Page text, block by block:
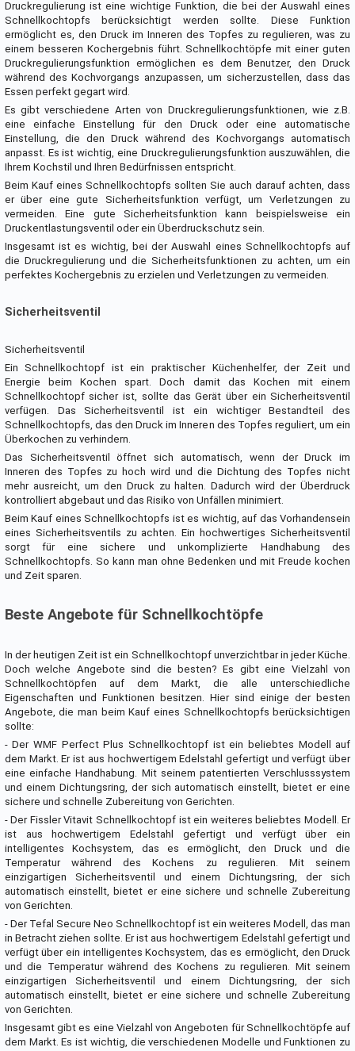
Druckregulierung ist eine wichtige Funktion, die bei der Auswahl eines
Schnellkochtopfs berücksichtigt werden sollte. Diese Funktion
ermöglicht es, den Druck im Inneren des Topfes zu regulieren, was zu
einem besseren Kochergebnis führt. Schnellkochtöpfe mit einer guten
Druckregulierungsfunktion ermöglichen es dem Benutzer, den Druck
während des Kochvorgangs anzupassen, um sicherzustellen, dass das
Essen perfekt gegart wird.
Es gibt verschiedene Arten von Druckregulierungsfunktionen, wie z.B.
eine einfache Einstellung für den Druck oder eine automatische
Einstellung, die den Druck während des Kochvorgangs automatisch
anpasst. Es ist wichtig, eine Druckregulierungsfunktion auszuwählen, die
Ihrem Kochstil und Ihren Bedürfnissen entspricht.
Beim Kauf eines Schnellkochtopfs sollten Sie auch darauf achten, dass
er über eine gute Sicherheitsfunktion verfügt, um Verletzungen zu
vermeiden. Eine gute Sicherheitsfunktion kann beispielsweise ein
Druckentlastungsventil oder ein Überdruckschutz sein.
Insgesamt ist es wichtig, bei der Auswahl eines Schnellkochtopfs auf
die Druckregulierung und die Sicherheitsfunktionen zu achten, um ein
perfektes Kochergebnis zu erzielen und Verletzungen zu vermeiden.
Sicherheitsventil
Sicherheitsventil
Ein Schnellkochtopf ist ein praktischer Küchenhelfer, der Zeit und
Energie beim Kochen spart. Doch damit das Kochen mit einem
Schnellkochtopf sicher ist, sollte das Gerät über ein Sicherheitsventil
verfügen. Das Sicherheitsventil ist ein wichtiger Bestandteil des
Schnellkochtopfs, das den Druck im Inneren des Topfes reguliert, um ein
Überkochen zu verhindern.
Das Sicherheitsventil öffnet sich automatisch, wenn der Druck im
Inneren des Topfes zu hoch wird und die Dichtung des Topfes nicht
mehr ausreicht, um den Druck zu halten. Dadurch wird der Überdruck
kontrolliert abgebaut und das Risiko von Unfällen minimiert.
Beim Kauf eines Schnellkochtopfs ist es wichtig, auf das Vorhandensein
eines Sicherheitsventils zu achten. Ein hochwertiges Sicherheitsventil
sorgt für eine sichere und unkomplizierte Handhabung des
Schnellkochtopfs. So kann man ohne Bedenken und mit Freude kochen
und Zeit sparen.
Beste Angebote für Schnellkochtöpfe
In der heutigen Zeit ist ein Schnellkochtopf unverzichtbar in jeder Küche.
Doch welche Angebote sind die besten? Es gibt eine Vielzahl von
Schnellkochtöpfen auf dem Markt, die alle unterschiedliche
Eigenschaften und Funktionen besitzen. Hier sind einige der besten
Angebote, die man beim Kauf eines Schnellkochtopfs berücksichtigen
sollte:
- Der WMF Perfect Plus Schnellkochtopf ist ein beliebtes Modell auf
dem Markt. Er ist aus hochwertigem Edelstahl gefertigt und verfügt über
eine einfache Handhabung. Mit seinem patentierten Verschlusssystem
und einem Dichtungsring, der sich automatisch einstellt, bietet er eine
sichere und schnelle Zubereitung von Gerichten.
- Der Fissler Vitavit Schnellkochtopf ist ein weiteres beliebtes Modell. Er
ist aus hochwertigem Edelstahl gefertigt und verfügt über ein
intelligentes Kochsystem, das es ermöglicht, den Druck und die
Temperatur während des Kochens zu regulieren. Mit seinem
einzigartigen Sicherheitsventil und einem Dichtungsring, der sich
automatisch einstellt, bietet er eine sichere und schnelle Zubereitung
von Gerichten.
- Der Tefal Secure Neo Schnellkochtopf ist ein weiteres Modell, das man
in Betracht ziehen sollte. Er ist aus hochwertigem Edelstahl gefertigt und
verfügt über ein intelligentes Kochsystem, das es ermöglicht, den Druck
und die Temperatur während des Kochens zu regulieren. Mit seinem
einzigartigen Sicherheitsventil und einem Dichtungsring, der sich
automatisch einstellt, bietet er eine sichere und schnelle Zubereitung
von Gerichten.
Insgesamt gibt es eine Vielzahl von Angeboten für Schnellkochtöpfe auf
dem Markt. Es ist wichtig, die verschiedenen Modelle und Funktionen zu